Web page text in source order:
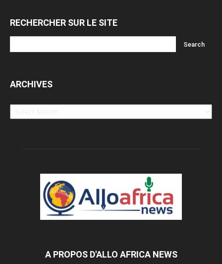
RECHERCHER SUR LE SITE
ARCHIVES
Archives
A PROPOS D'ALLO AFRICA NEWS